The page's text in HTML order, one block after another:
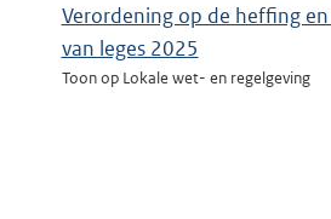
Verordening op de heffing
van leges 2025
Toon op Lokale wet- en regelgeving